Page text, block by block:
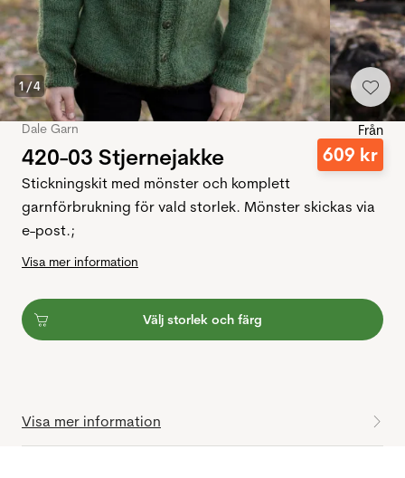
1/4
Dale Garn
420-03 Stjernejakke
Från
609 kr
Stickningskit med mönster och komplett
garnförbrukning för vald storlek. Mönster skickas via
e-post.;
Visa mer information
Välj storlek och färg
Visa mer information